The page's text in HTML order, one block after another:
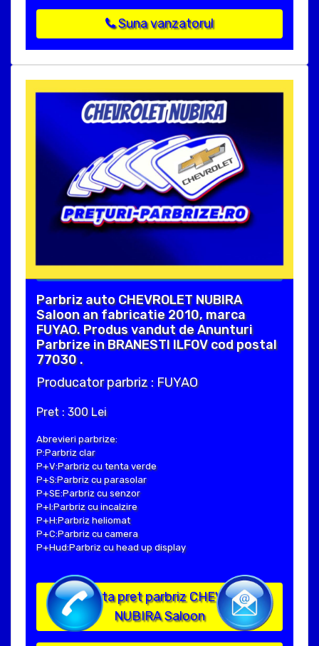
Suna vanzatorul
Parbriz auto CHEVROLET NUBIRA
Saloon an fabricatie 2010, marca
FUYAO. Produs vandut de Anunturi
Parbrize in BRANESTI ILFOV cod postal
77030 .
Producator parbriz : FUYAO
Pret : 300 Lei
Abrevieri parbrize:
P:Parbriz clar
P+V:Parbriz cu tenta verde
P+S:Parbriz cu parasolar
P+SE:Parbriz cu senzor
P+I:Parbriz cu incalzire
P+H:Parbriz heliomat
P+C:Parbriz cu camera
P+Hud:Parbriz cu head up display
Solicita pret parbriz CHEVROLET
NUBIRA Saloon